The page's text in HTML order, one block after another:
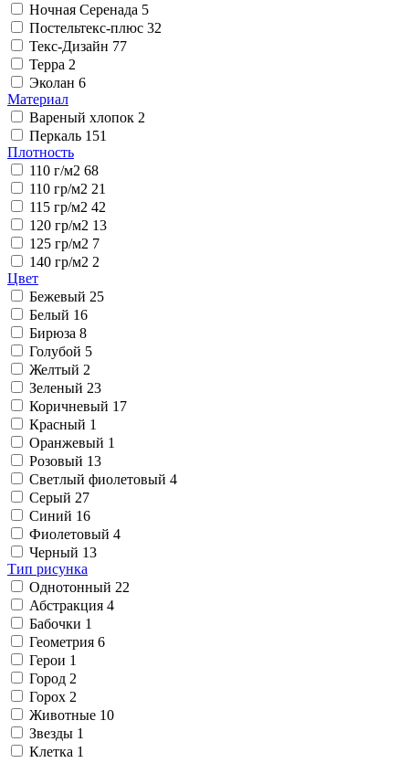
Ночная Серенада 5
Постельтекс-плюс 32
Текс-Дизайн 77
Терра 2
Эколан 6
Материал
Вареный хлопок 2
Перкаль 151
Плотность
110 г/м2 68
110 гр/м2 21
115 гр/м2 42
120 гр/м2 13
125 гр/м2 7
140 гр/м2 2
Цвет
Бежевый 25
Белый 16
Бирюза 8
Голубой 5
Желтый 2
Зеленый 23
Коричневый 17
Красный 1
Оранжевый 1
Розовый 13
Светлый фиолетовый 4
Серый 27
Синий 16
Фиолетовый 4
Черный 13
Тип рисунка
Однотонный 22
Абстракция 4
Бабочки 1
Геометрия 6
Герои 1
Город 2
Горох 2
Животные 10
Звезды 1
Клетка 1